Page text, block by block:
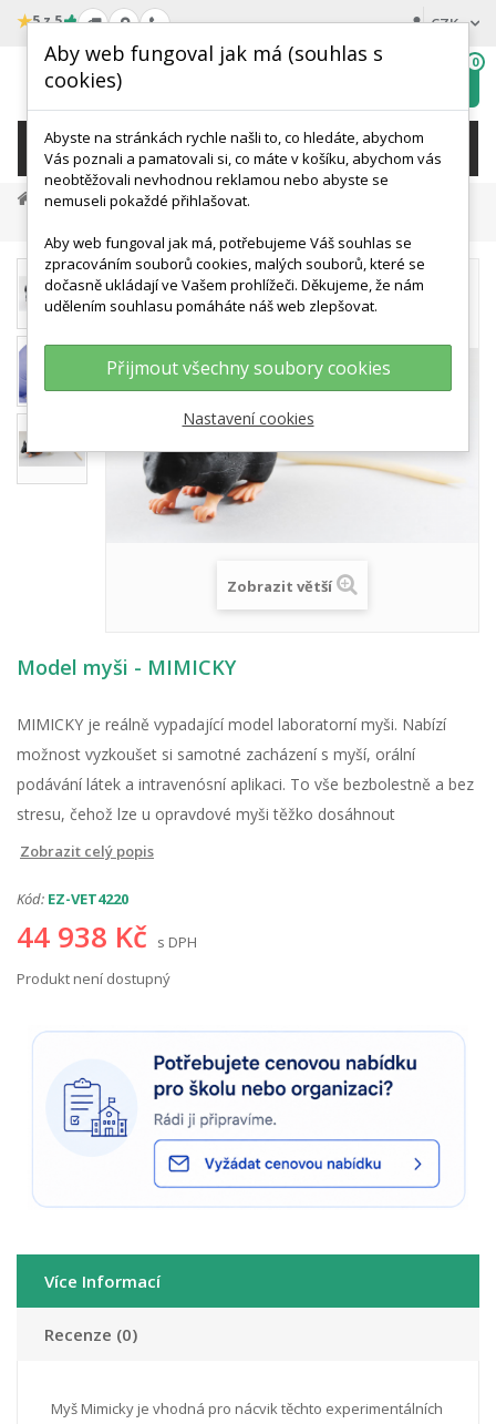
★5 z 5 CZK
wishlist
0
KATEGORIE
Veterinární Modely A Simulace
Zobrazit větší
Model myši - MIMICKY
MIMICKY je reálně vypadající model laboratorní myši. Nabízí
možnost vyzkoušet si samotné zacházení s myší, orální
podávání látek a intravenósní aplikaci. To vše bezbolestně a bez
stresu, čehož lze u opravdové myši těžko dosáhnout
Zobrazit celý popis
Kód: EZ-VET4220
44 938 Kč s DPH
Produkt není dostupný
Více Informací
Recenze (0)
Myš Mimicky je vhodná pro nácvik těchto experimentálních
Aby web fungoval jak má (souhlas s
cookies)
Abyste na stránkách rychle našli to, co hledáte, abychom
Vás poznali a pamatovali si, co máte v košíku, abychom vás
neobtěžovali nevhodnou reklamou nebo abyste se
nemuseli pokaždé přihlašovat.
Aby web fungoval jak má, potřebujeme Váš souhlas se
zpracováním souborů cookies, malých souborů, které se
dočasně ukládají ve Vašem prohlížeči. Děkujeme, že nám
udělením souhlasu pomáháte náš web zlepšovat.
Přijmout všechny soubory cookies
Nastavení cookies